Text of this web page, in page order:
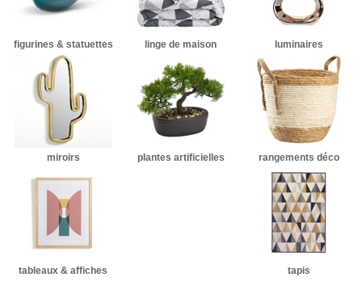
figurines & statuettes linge de maison luminaires
miroirs plantes artificielles rangements déco
tableaux & affiches tapis